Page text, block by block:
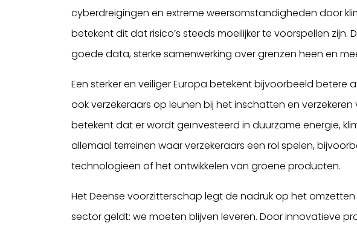
cyberdreigingen en extreme weersomstandigheden door
betekent dit dat risico’s steeds moeilijker te voorspellen
goede data, sterke samenwerking over grenzen heen en
Een sterker en veiliger Europa betekent bijvoorbeeld betere
ook verzekeraars op leunen bij het inschatten en verzekeren
betekent dat er wordt geïnvesteerd in duurzame energie,
allemaal terreinen waar verzekeraars een rol spelen,
technologieën of het ontwikkelen van groene producten.
Het Deense voorzitterschap legt de nadruk op het
sector geldt: we moeten blijven leveren. Door innovatieve